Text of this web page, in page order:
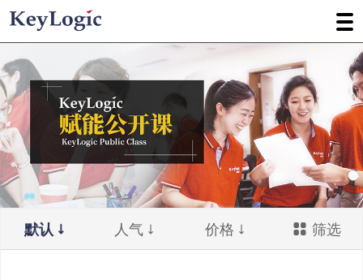
默认 人气 价格 筛选